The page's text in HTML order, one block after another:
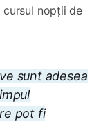
cursul nopții de
sunt adesea
pot fi